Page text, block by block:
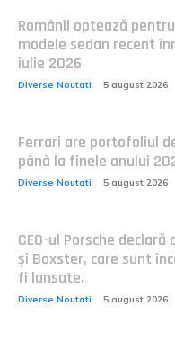
Românii optează
modele sedan recent
iulie 2026
Diverse Noutati 5 august 2026
Ferrari are portofoliul
până la finele anului
Diverse Noutati 5 august 2026
CEO-ul Porsche
și Boxster, care sunt
fi lansate.
Diverse Noutati 5 august 2026